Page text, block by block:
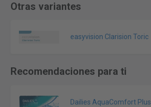
Otras variantes
easyvision Clarision Toric
Recomendaciones para ti
Dailies AquaComfort Plus